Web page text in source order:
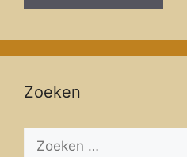
Zoeken
Zoeken